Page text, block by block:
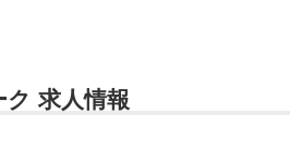
ク 求人情報